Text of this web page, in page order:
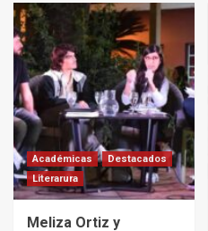
Académicas
Destacados
Literarura
Meliza Ortiz y